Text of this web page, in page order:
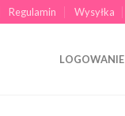
Regulamin Wysyłka
LOGOWANIE